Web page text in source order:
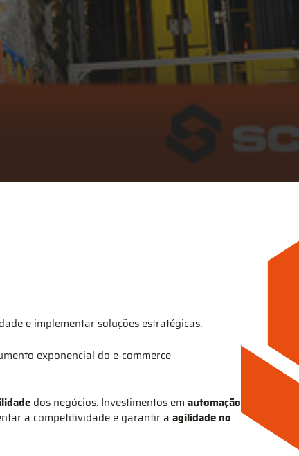
e implementar soluções estratégicas.
exponencial do e-commerce
dos negócios. Investimentos em automação
a competitividade e garantir a agilidade no